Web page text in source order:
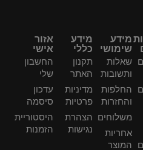
מידע
שימושי
שאלות
ותשובות
החלפות
והחזרות
משלוחים
אחריות
המוצר
מידע
כללי
תקנון
האתר
מדיניות
פרטיות
הצהרת
נגישות
אזור
אישי
החשבון
שלי
עדכון
סיסמה
היסטוריית
הזמנות